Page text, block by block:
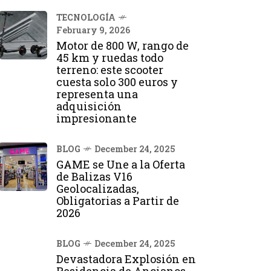
TECNOLOGÍA
February 9, 2026
Motor de 800 W, rango de
45 km y ruedas todo
terreno: este scooter
cuesta solo 300 euros y
representa una
adquisición
impresionante
BLOG December 24, 2025
GAME se Une a la Oferta
de Balizas V16
Geolocalizadas,
Obligatorias a Partir de
2026
BLOG December 24, 2025
Devastadora Explosión en